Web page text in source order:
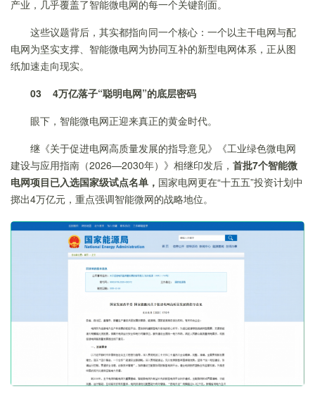
产业，几乎覆盖了智能微电网的每一个关键剖面。
这些议题背后，其实都指向同一个核心：一个以主干电网与配
电网为坚实支撑、智能微电网为协同互补的新型电网体系，正从图
纸加速走向现实。
03 4万亿落子“聪明电网”的底层密码
眼下，智能微电网正迎来真正的黄金时代。
继《关于促进电网高质量发展的指导意见》《工业绿色微电网
建设与应用指南（2026—2030年）》相继印发后， 首批7个智能微
电网项目已入选国家级试点名单， 国家电网更在“十五五”投资计划中
掷出4万亿元，重点强调智能微网的战略地位。